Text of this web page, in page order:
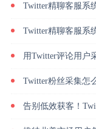
Twitter精聊客服系
Twitter精聊客服系
用Twitter评论用户
Twitter粉丝采集怎
告别低效获客！